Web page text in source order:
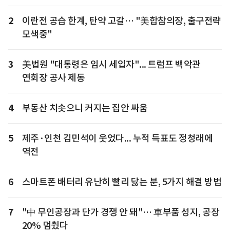
2
이란전 공습 한계, 탄약 고갈… "美합참의장, 출구전략
모색중"
3
美법원 "대통령은 임시 세입자"... 트럼프 백악관
연회장 공사 제동
4 부동산 치솟으니 커지는 집안 싸움
5
제주·인천 김민석이 웃었다... 누적 득표도 정청래에
역전
6 스마트폰 배터리 유난히 빨리 닳는 분, 5가지 해결 방법
7
"中 무인공장과 단가 경쟁 안 돼"… 車부품 성지, 공장
20% 멈췄다